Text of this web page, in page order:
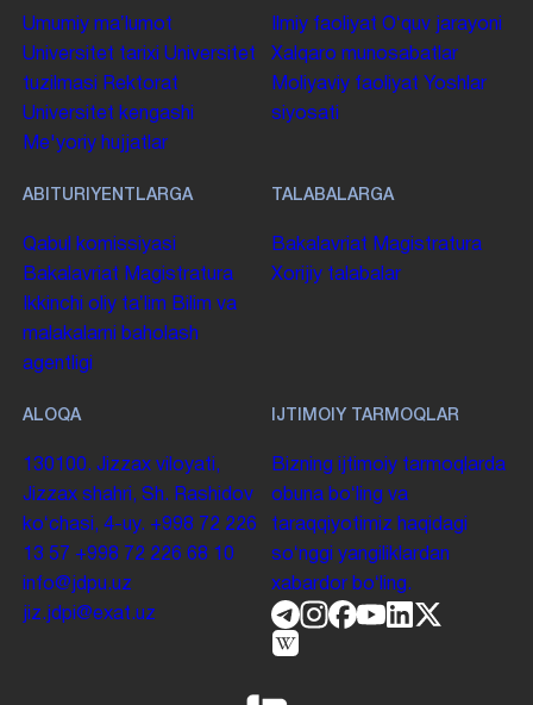
Umumiy maʼlumot
Universitet tarixi Universitet
tuzilmasi
Rektorat
Universitet kengashi
Me'yoriy hujjatlar
Ilmiy faoliyat Oʻquv jarayoni
Xalqaro munosabatlar
Moliyaviy faoliyat Yoshlar
siyosati
ABITURIYENTLARGA
Qabul komissiyasi
Bakalavriat Magistratura
Ikkinchi oliy taʼlim Bilim va
malakalarni baholash
agentligi
TALABALARGA
Bakalavriat Magistratura
Xorijiy talabalar
ALOQA
130100. Jizzax viloyati,
Jizzax shahri, Sh. Rashidov
koʻchasi, 4-uy. +998 72 226
13 57 +998 72 226 68 10
info@jdpu.uz
jiz.jdpi@exat.uz
IJTIMOIY TARMOQLAR
Bizning ijtimoiy tarmoqlarda
obuna boʻling va
taraqqiyotimiz haqidagi
soʻnggi yangiliklardan
xabardor boʻling.